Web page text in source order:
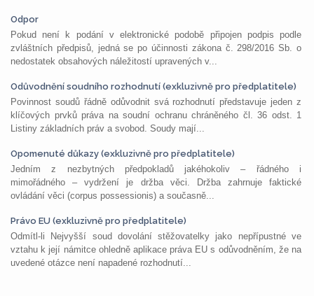
Odpor
Pokud není k podání v elektronické podobě připojen podpis podle
zvláštních předpisů, jedná se po účinnosti zákona č. 298/2016 Sb. o
nedostatek obsahových náležitostí upravených v...
Odůvodnění soudního rozhodnutí (exkluzivně pro předplatitele)
Povinnost soudů řádně odůvodnit svá rozhodnutí představuje jeden z
klíčových prvků práva na soudní ochranu chráněného čl. 36 odst. 1
Listiny základních práv a svobod. Soudy mají...
Opomenuté důkazy (exkluzivně pro předplatitele)
Jedním z nezbytných předpokladů jakéhokoliv – řádného i
mimořádného – vydržení je držba věci. Držba zahrnuje faktické
ovládání věci (corpus possessionis) a současně...
Právo EU (exkluzivně pro předplatitele)
Odmítl-li Nejvyšší soud dovolání stěžovatelky jako nepřípustné ve
vztahu k její námitce ohledně aplikace práva EU s odůvodněním, že na
uvedené otázce není napadené rozhodnutí...